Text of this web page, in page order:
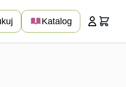
Katalog Koszyk